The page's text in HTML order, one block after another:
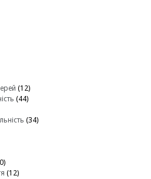
(12)
(44)
(34)
(12)